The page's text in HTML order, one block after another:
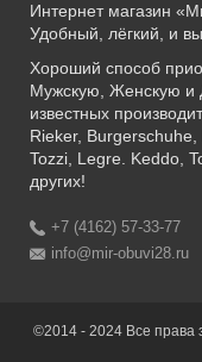
Интернет магазин
Удобный, лёгкий, и
Хороший способ
Мужскую, Женскую и
известных
Rieker,
Tozzi, Legre. Keddo,
других!
+7 (4162) 57-33-77
info@mir-obuvi28.ru
©2014 - 2024 Все